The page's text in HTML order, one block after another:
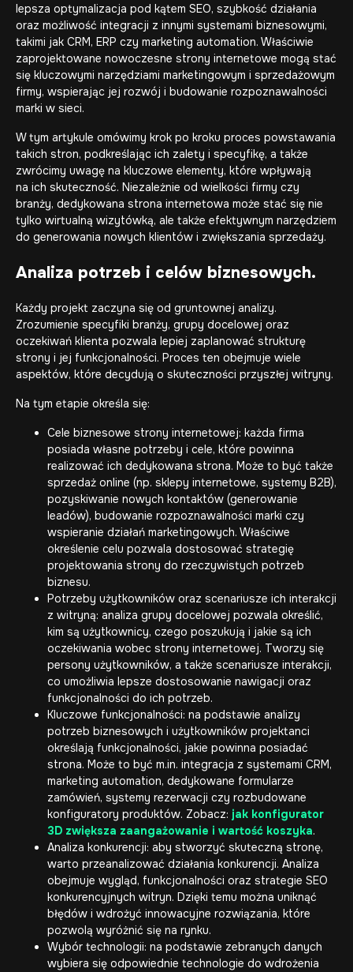
lepsza optymalizacja pod kątem SEO, szybkość działania
oraz możliwość integracji z innymi systemami biznesowymi,
takimi jak CRM, ERP czy marketing automation. Właściwie
zaprojektowane nowoczesne strony internetowe mogą stać
się kluczowymi narzędziami marketingowym i sprzedażowym
firmy, wspierając jej rozwój i budowanie rozpoznawalności
marki w sieci.
W tym artykule omówimy krok po kroku proces powstawania
takich stron, podkreślając ich zalety i specyfikę, a także
zwrócimy uwagę na kluczowe elementy, które wpływają
na ich skuteczność. Niezależnie od wielkości firmy czy
branży, dedykowana strona internetowa może stać się nie
tylko wirtualną wizytówką, ale także efektywnym narzędziem
do generowania nowych klientów i zwiększania sprzedaży.
Analiza potrzeb i celów biznesowych.
Każdy projekt zaczyna się od gruntownej analizy.
Zrozumienie specyfiki branży, grupy docelowej oraz
oczekiwań klienta pozwala lepiej zaplanować strukturę
strony i jej funkcjonalności. Proces ten obejmuje wiele
aspektów, które decydują o skuteczności przyszłej witryny.
Na tym etapie określa się:
Cele biznesowe strony internetowej: każda firma
posiada własne potrzeby i cele, które powinna
realizować ich dedykowana strona. Może to być także
sprzedaż online (np. sklepy internetowe, systemy B2B),
pozyskiwanie nowych kontaktów (generowanie
leadów), budowanie rozpoznawalności marki czy
wspieranie działań marketingowych. Właściwe
określenie celu pozwala dostosować strategię
projektowania strony do rzeczywistych potrzeb
biznesu.
Potrzeby użytkowników oraz scenariusze ich interakcji
z witryną: analiza grupy docelowej pozwala określić,
kim są użytkownicy, czego poszukują i jakie są ich
oczekiwania wobec strony internetowej. Tworzy się
persony użytkowników, a także scenariusze interakcji,
co umożliwia lepsze dostosowanie nawigacji oraz
funkcjonalności do ich potrzeb.
Kluczowe funkcjonalności: na podstawie analizy
potrzeb biznesowych i użytkowników projektanci
określają funkcjonalności, jakie powinna posiadać
strona. Może to być m.in. integracja z systemami CRM,
marketing automation, dedykowane formularze
zamówień, systemy rezerwacji czy rozbudowane
konfiguratory produktów. Zobacz: jak konfigurator
3D zwiększa zaangażowanie i wartość koszyka.
Analiza konkurencji: aby stworzyć skuteczną stronę,
warto przeanalizować działania konkurencji. Analiza
obejmuje wygląd, funkcjonalności oraz strategie SEO
konkurencyjnych witryn. Dzięki temu można uniknąć
błędów i wdrożyć innowacyjne rozwiązania, które
pozwolą wyróżnić się na rynku.
Wybór technologii: na podstawie zebranych danych
wybiera się odpowiednie technologie do wdrożenia